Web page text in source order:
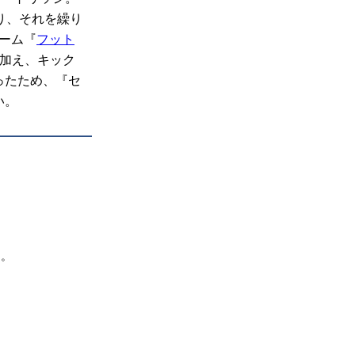
それを繰り
ム『フット
え、キック
たため、『セ